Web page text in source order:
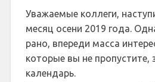
Уважаемые коллеги,
месяц осени 2019 года.
рано, впереди масса
которые вы не пропустите,
календарь.